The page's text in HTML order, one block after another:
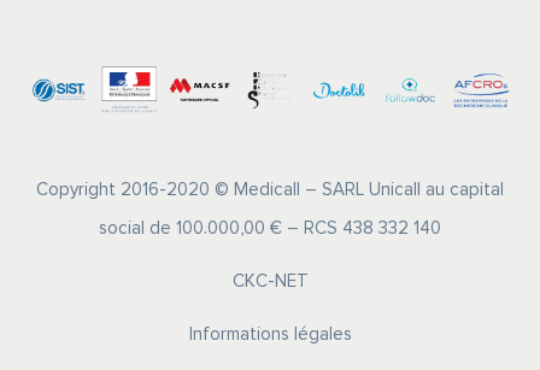
Copyright 2016-2020 © Medicall – SARL Unicall au capital
social de 100.000,00 € – RCS 438 332 140
CKC-NET
Informations légales